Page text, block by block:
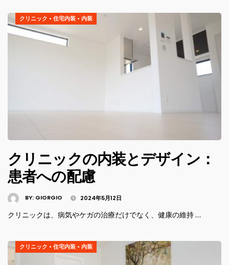
クリニック • 住宅内装 • 内装
クリニックの内装とデザイン：
患者への配慮
BY: GIORGIO 2024年5月12日
クリニックは、病気やケガの治療だけでなく、健康の維持 …
クリニック • 住宅内装 • 内装